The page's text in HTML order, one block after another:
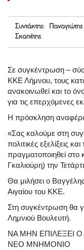
Συντάκτης: Παναγιώτης
Σκαπέτης
Σε συγκέντρωση –
ΚΚΕ Λήμνου, τους
ανακοινωθεί και το
για τις επερχόμενες
Η πρόσκληση
«Σας καλούμε στη
πολιτικές εξελίξεις
πραγματοποιηθεί
Γκαλιούρη) την
Θα μιλήσει ο
Αιγαίου του ΚΚΕ.
Στη συγκέντρωση θα
Λημνιού Βουλευτή.
ΝΑ ΜΗΝ ΕΠΙΛΕΞΕΙ
ΝΕΟ ΜΝΗΜΟΝΙΟ